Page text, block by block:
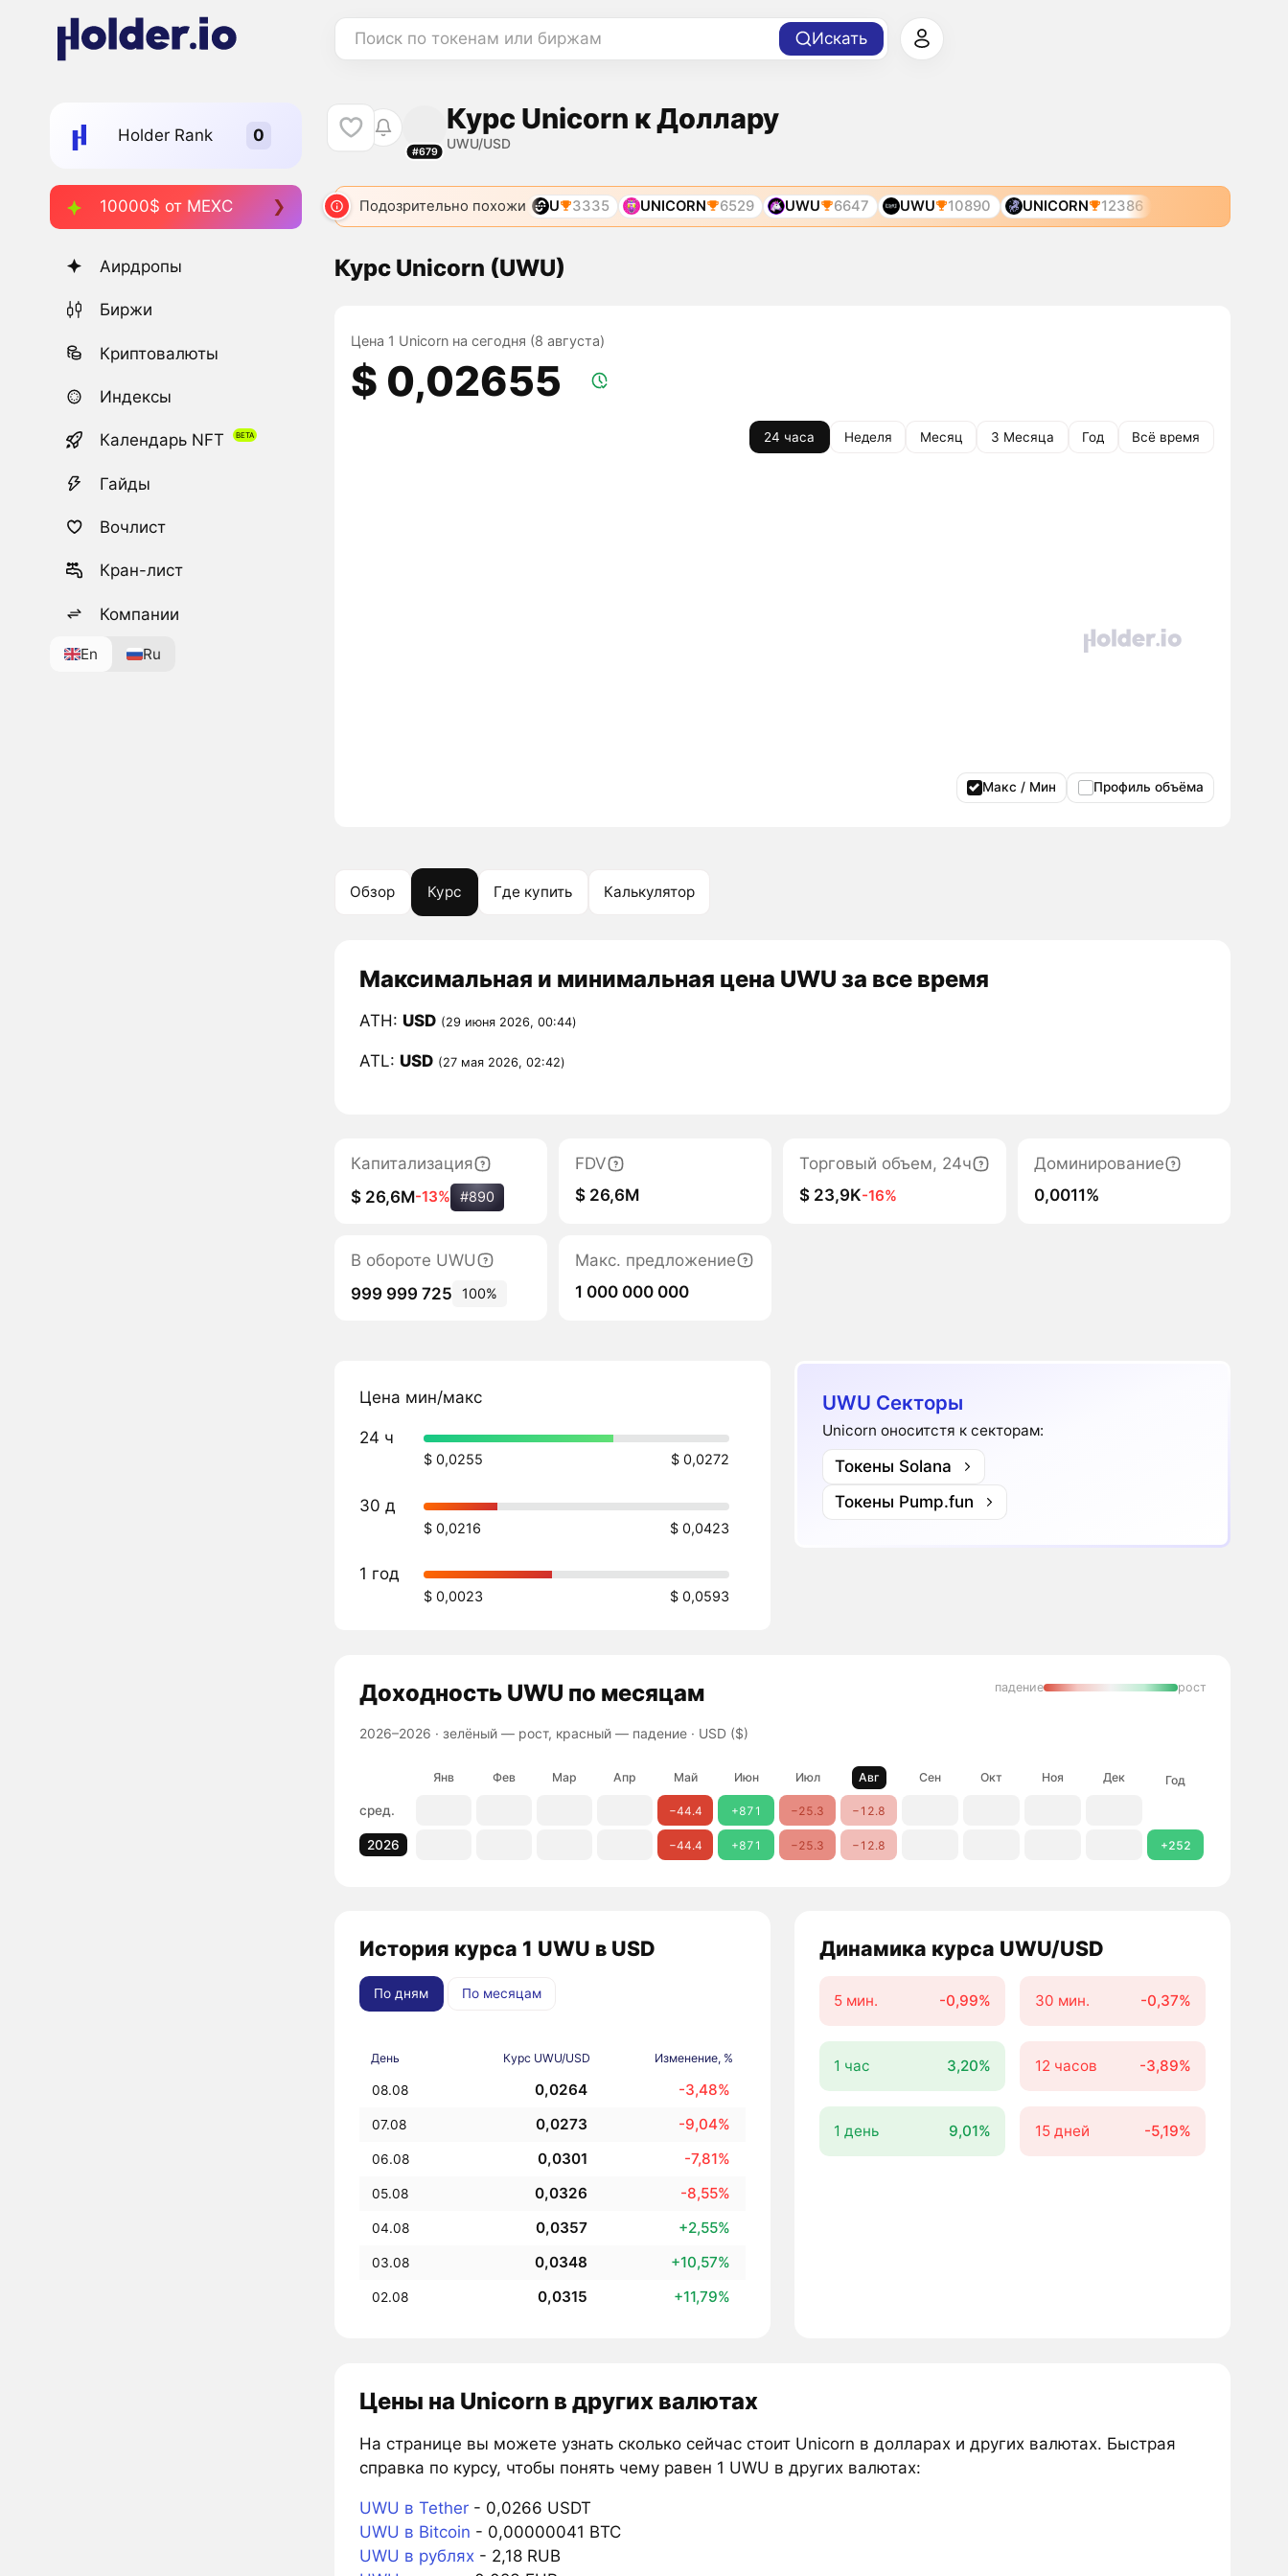
Поиск по токенам или биржам Искать
Holder Rank
10000$ от MEXC
Аирдропы
Биржи
Криптовалюты
Индексы
Календарь NFT
Гайды
Вочлист
Кран-лист
Компании
En Ru
#679
Курс Unicorn к Доллару
UWU/USD
Подозрительно похожи U 3335 UNICORN 6529 UWU 6647 UWU 10890 UNICORN 12386
Курс Unicorn (UWU)
Цена 1 Unicorn на сегодня (8 августа)
$ 0,02655
24 часа Неделя Месяц 3 Месяца Год Всё время
Макс / Мин Профиль объёма
Обзор Курс Где купить Калькулятор
Максимальная и минимальная цена UWU за все время
ATH: USD (29 июня 2026, 00:44)
ATL: USD (27 мая 2026, 02:42)
Капитализация
$ 26,6M-13% #890
FDV
$ 26,6M
Торговый объем, 24ч
$ 23,9K-16%
Доминирование
0,0011%
В обороте UWU
999 999 725
100%
Макс. предложение
1 000 000 000
Цена мин/макс
24 ч
$ 0,0255 $ 0,0272
30 д
$ 0,0216 $ 0,0423
1 год
$ 0,0023 $ 0,0593
UWU Секторы
Unicorn оноситстя к секторам:
Токены Solana
Токены Pump.fun
ДоходностьUWU по месяцам
2026–2026 · зелёный — рост, красный — падение· USD ($)
падение рост
Янв Фев Мар Апр Май Июн Июл Авг Сен Окт Ноя Дек Год
сред. −44.4 +871 −25.3 −12.8
2026 −44.4 +871 −25.3 −12.8 +252
История курса 1 UWU в USD
По дням По месяцам
День Курс UWU/USD Изменение, %
08.08 0,0264 -3,48%
07.08 0,0273 -9,04%
06.08 0,0301 -7,81%
05.08 0,0326 -8,55%
04.08 0,0357 +2,55%
03.08 0,0348 +10,57%
02.08 0,0315 +11,79%
Динамика курса UWU/USD
5 мин. -0,99% 30 мин. -0,37%
1 час 3,20% 12 часов -3,89%
1 день 9,01% 15 дней -5,19%
Цены на Unicorn в других валютах
На странице вы можете узнать сколько сейчас стоит Unicorn в долларах и других валютах. Быстрая
справка по курсу, чтобы понять чему равен 1 UWU в других валютах:
UWU в Tether- 0,0266 USDT
UWU в Bitcoin - 0,00000041 BTC
UWU в рублях- 2,18 RUB